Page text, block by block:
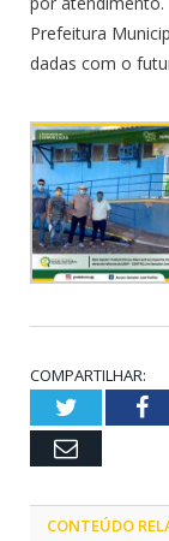
Prefeitura
dadas com o
COMPARTILHAR:
Twitter
Email
CONTEÚDO